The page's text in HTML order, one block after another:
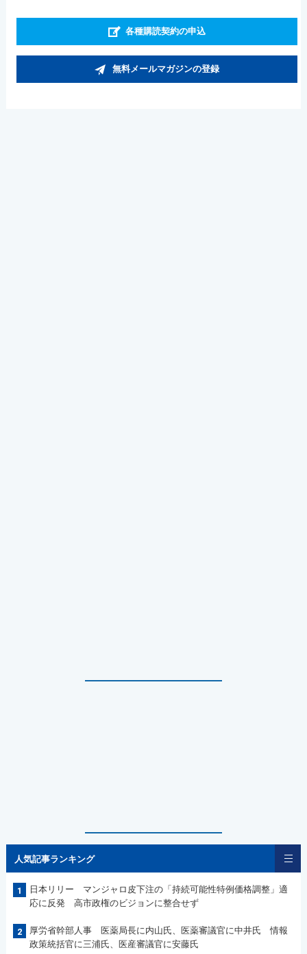
各種購読契約の申込
無料メールマガジンの登録
人気記事ランキング
1
日本リリー マンジャロ皮下注の「持続可能性特例価格調整」適
応に反発 高市政権のビジョンに整合せず
2
厚労省幹部人事 医薬局長に内山氏、医薬審議官に中井氏 情報
政策統括官に三浦氏、医産審議官に安藤氏